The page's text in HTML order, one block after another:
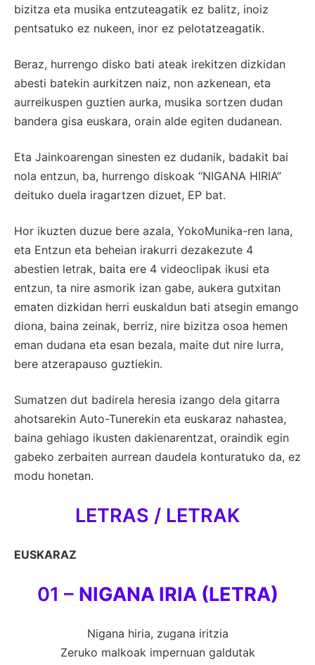
bizitza eta musika entzuteagatik ez balitz, inoiz
pentsatuko ez nukeen, inor ez pelotatzeagatik.
Beraz, hurrengo disko bati ateak irekitzen dizkidan
abesti batekin aurkitzen naiz, non azkenean, eta
aurreikuspen guztien aurka, musika sortzen dudan
bandera gisa euskara, orain alde egiten dudanean.
Eta Jainkoarengan sinesten ez dudanik, badakit bai
nola entzun, ba, hurrengo diskoak “NIGANA HIRIA”
deituko duela iragartzen dizuet, EP bat.
Hor ikuzten duzue bere azala, YokoMunika-ren lana,
eta Entzun eta beheian irakurri dezakezute 4
abestien letrak, baita ere 4 videoclipak ikusi eta
entzun, ta nire asmorik izan gabe, aukera gutxitan
ematen dizkidan herri euskaldun bati atsegin emango
diona, baina zeinak, berriz, nire bizitza osoa hemen
eman dudana eta esan bezala, maite dut nire lurra,
bere atzerapauso guztiekin.
Sumatzen dut badirela heresia izango dela gitarra
ahotsarekin Auto-Tunerekin eta euskaraz nahastea,
baina gehiago ikusten dakienarentzat, oraindik egin
gabeko zerbaiten aurrean daudela konturatuko da, ez
modu honetan.
LETRAS / LETRAK
EUSKARAZ
01 – NIGANA IRIA (LETRA)
Nigana hiria, zugana iritzia
Zeruko malkoak impernuan galdutak